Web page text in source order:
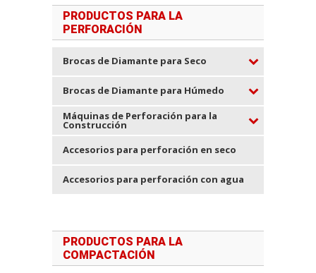
PRODUCTOS PARA LA
PERFORACIÓN
Brocas de Diamante para Seco
Brocas de Diamante para Húmedo
Máquinas de Perforación para la
Construcción
Accesorios para perforación en seco
Accesorios para perforación con agua
PRODUCTOS PARA LA
COMPACTACIÓN